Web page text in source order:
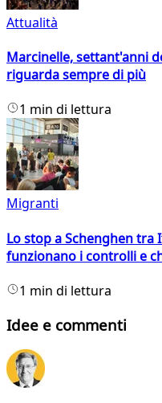
Attualità
Marcinelle, settant'anni
riguarda sempre di più
1 min di lettura
Migranti
Lo stop a Schenghen tra
funzionano i controlli e
1 min di lettura
Idee e commenti